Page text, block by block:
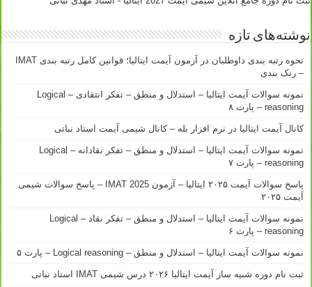
نوشته‌های تازه
نحوه رتبه بندی داوطلبان در آزمون آیمت ایتالیا؛ قوانین کامل رتبه بندی IMAT
– رنک بندی
نمونه سوالات آیمت ایتالیا – استدلال و منطق – تفکر انتقادی – Logical
reasoning – پارت ۸
کانال آیمت ایتالیا در نرم افزار بله – کانال شیمی آیمت استاد نباتی
نمونه سوالات آیمت ایتالیا – استدلال و منطق – تفکر نقادانه – Logical
reasoning – پارت ۷
پاسخ سوالات آیمت ۲۰۲۵ ایتالیا – آزمون IMAT 2025 – پاسخ سوالات شیمی
آیمت ۲۰۲۵
نمونه سوالات آیمت ایتالیا – استدلال و منطق – تفکر نقاد – Logical
reasoning – پارت ۶
نمونه سوالات آیمت ایتالیا – استدلال و منطق – Logical reasoning – پارت ۵
ثبت نام دوره شبیه ساز آیمت ایتالیا ۲۰۲۶ درس شیمی IMAT استاد نباتی